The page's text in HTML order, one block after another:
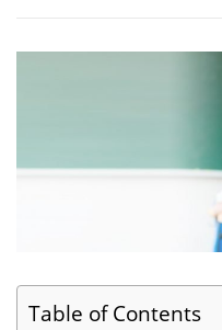
Table of Contents